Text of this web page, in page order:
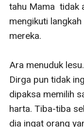
tahu Mama  tidak
mengikuti
mereka.
Ara menuduk
Dirga pun tidak
dipaksa memilih
harta. Tiba-tiba
dia ingat orang